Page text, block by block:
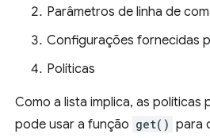
Parâmetros de linha de
Configurações fornecidas
Políticas
Como a lista implica, as
pode usar a função get() para